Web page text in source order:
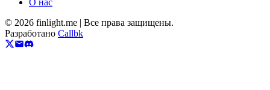
О нас
© 2026 finlight.me | Все права защищены.
Разработано Callbk